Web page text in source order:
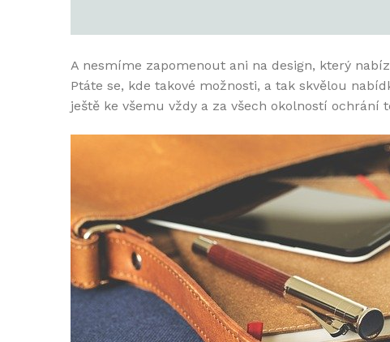
A nesmíme zapomenout ani na design, který
Ptáte se, kde takové možnosti, a tak skvělou
ještě ke všemu vždy a za všech okolností